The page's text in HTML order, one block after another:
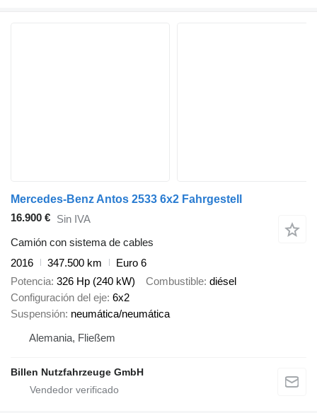
Mercedes-Benz Antos 2533 6x2 Fahrgestell
16.900 € Sin IVA
Camión con sistema de cables
2016
347.500 km
Euro 6
Potencia 326 Hp (240 kW) Combustible diésel
Configuración del eje 6x2
Suspensión neumática/neumática
Alemania, Fließem
Billen Nutzfahrzeuge GmbH